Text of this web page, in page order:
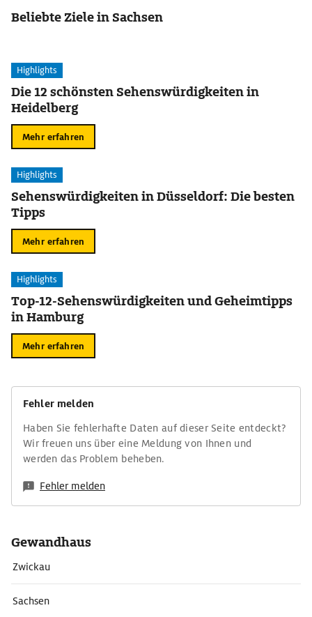
Beliebte Ziele in Sachsen
Highlights
Die 12 schönsten Sehenswürdigkeiten in
Heidelberg
Mehr erfahren
Highlights
Sehenswürdigkeiten in Düsseldorf: Die besten
Tipps
Mehr erfahren
Highlights
Top-12-Sehenswürdigkeiten und Geheimtipps
in Hamburg
Mehr erfahren
Fehler melden
Haben Sie fehlerhafte Daten auf dieser Seite entdeckt?
Wir freuen uns über eine Meldung von Ihnen und
werden das Problem beheben.
Fehler melden
Gewandhaus
Zwickau
Sachsen